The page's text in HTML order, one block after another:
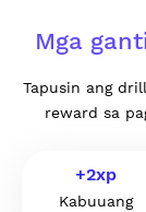
Mga
Tapusin ang
reward sa
+2xp
Kabuuang